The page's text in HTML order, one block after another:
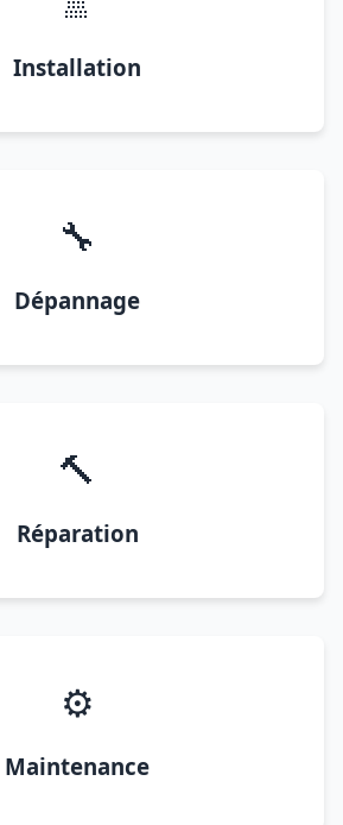
Installation
🔧
Dépannage
🔨
Réparation
⚙️
Maintenance